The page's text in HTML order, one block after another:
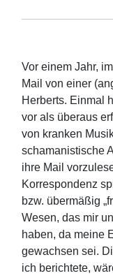
Vor einem Jahr,
Mail von einer
Herberts. Einmal
vor als überaus
von kranken
schamanistische
ihre Mail
Korrespondenz
bzw. übermäßig
Wesen, das mir
haben, da meine
gewachsen sei.
ich berichtete,